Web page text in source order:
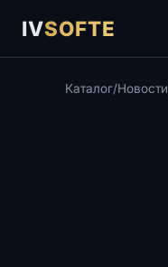
IVSOFTE
Каталог/Новости